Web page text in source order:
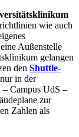
wie auch
Außenstelle
gelangen
den Shuttle-
in der
– Campus UdS –
zur
Zahlen als